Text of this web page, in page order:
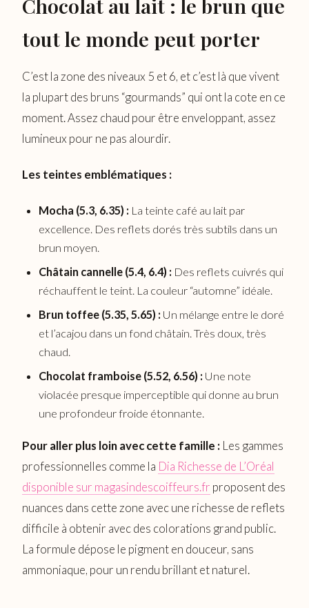
Chocolat au lait : le brun que
tout le monde peut porter
C’est la zone des niveaux 5 et 6, et c’est là que vivent
la plupart des bruns “gourmands” qui ont la cote en ce
moment. Assez chaud pour être enveloppant, assez
lumineux pour ne pas alourdir.
Les teintes emblématiques :
Mocha (5.3, 6.35) : La teinte café au lait par
excellence. Des reflets dorés très subtils dans un
brun moyen.
Châtain cannelle (5.4, 6.4) : Des reflets cuivrés qui
réchauffent le teint. La couleur “automne” idéale.
Brun toffee (5.35, 5.65) : Un mélange entre le doré
et l’acajou dans un fond châtain. Très doux, très
chaud.
Chocolat framboise (5.52, 6.56) : Une note
violacée presque imperceptible qui donne au brun
une profondeur froide étonnante.
Pour aller plus loin avec cette famille : Les gammes
professionnelles comme la Dia Richesse de L’Oréal
disponible sur magasindescoiffeurs.fr proposent des
nuances dans cette zone avec une richesse de reflets
difficile à obtenir avec des colorations grand public.
La formule dépose le pigment en douceur, sans
ammoniaque, pour un rendu brillant et naturel.